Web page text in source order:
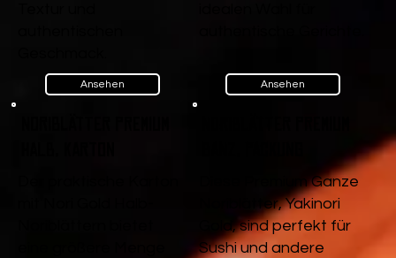
Ansehen Ansehen
Diese Premium Ganze
Noriblätter, Yakinori
Gold, sind perfekt für
Sushi und andere